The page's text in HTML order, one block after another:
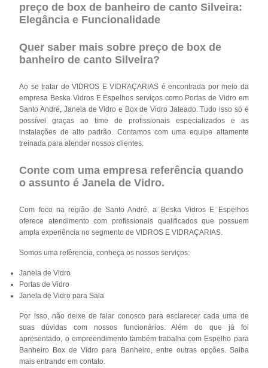
preço de box de banheiro de canto Silveira:
Elegância e Funcionalidade
Quer saber mais sobre preço de box de
banheiro de canto Silveira?
Ao se tratar de VIDROS E VIDRAÇARIAS é encontrada por meio da
empresa Beska Vidros E Espelhos serviços como Portas de Vidro em
Santo André, Janela de Vidro e Box de Vidro Jateado. Tudo isso só é
possível graças ao time de profissionais especializados e as
instalações de alto padrão. Contamos com uma equipe altamente
treinada para atender nossos clientes.
Conte com uma empresa referência quando
o assunto éJanela de Vidro.
Com foco na região de Santo André, a Beska Vidros E Espelhos
oferece atendimento com profissionais qualificados que possuem
ampla experiência no segmento de VIDROS E VIDRAÇARIAS.
Somos uma refêrencia, conheça os nossos serviços:
Janela de Vidro
Portas de Vidro
Janela de Vidro para Sala
Por isso, não deixe de falar conosco para esclarecer cada uma de
suas dúvidas com nossos funcionários. Além do que já foi
apresentado, o empreendimento também trabalha com Espelho para
Banheiro Box de Vidro para Banheiro, entre outras opções. Saiba
mais entrando em contato.